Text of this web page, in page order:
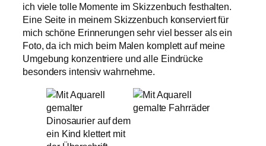
ich viele tolle Momente im Skizzenbuch festhalten.
Eine Seite in meinem Skizzenbuch konserviert für
mich schöne Erinnerungen sehr viel besser als ein
Foto, da ich mich beim Malen komplett auf meine
Umgebung konzentriere und alle Eindrücke
besonders intensiv wahrnehme.